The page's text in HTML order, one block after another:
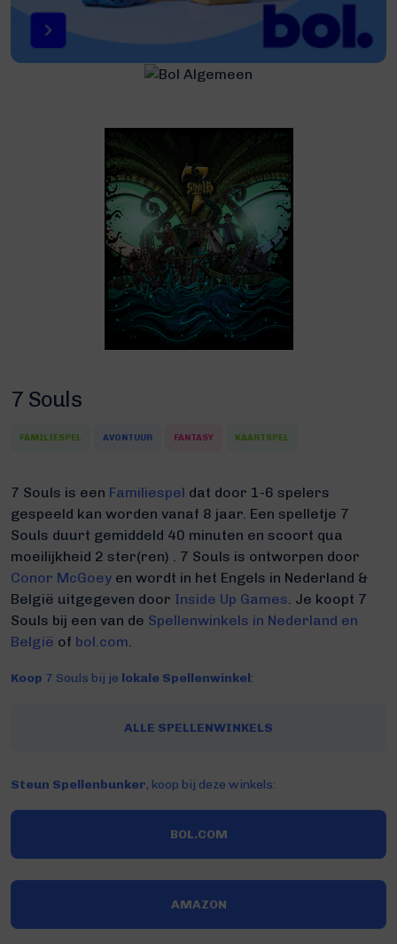
7 Souls
FAMILIESPEL AVONTUUR FANTASY KAARTSPEL
7 Souls is een Familiespel dat door 1-6 spelers
gespeeld kan worden vanaf 8 jaar. Een spelletje 7
Souls duurt gemiddeld 40 minuten en scoort qua
moeilijkheid 2 ster(ren) . 7 Souls is ontworpen door
Conor McGoey en wordt in het Engels in Nederland &
België uitgegeven door Inside Up Games. Je koopt 7
Souls bij een van de Spellenwinkels in Nederland en
België of bol.com.
Koop 7 Souls bij je lokale Spellenwinkel:
ALLE SPELLENWINKELS
Steun Spellenbunker, koop bij deze winkels:
BOL.COM
AMAZON